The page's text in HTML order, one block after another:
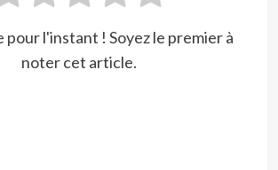
pour l'instant ! Soyez le premier à
noter cet article.